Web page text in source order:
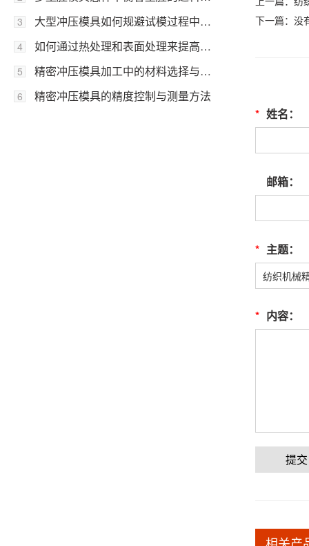
3 大型冲压模具如何规避试模过程中的开裂风险？
4 如何通过热处理和表面处理来提高精密冲压模具的耐用性？
5 精密冲压模具加工中的材料选择与处理
6 精密冲压模具的精度控制与测量方法
下一篇：没
* 姓名：
邮箱：
* 主题：
* 内容：
提交